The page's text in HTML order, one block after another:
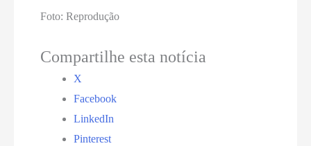
Foto: Reprodução
Compartilhe esta notícia
X
Facebook
LinkedIn
Pinterest